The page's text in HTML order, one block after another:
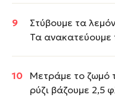
Στύβουμε τα
Τα ανακατεύουμε
Μετράμε το ζωμό
ρύζι βάζουμε 2,5